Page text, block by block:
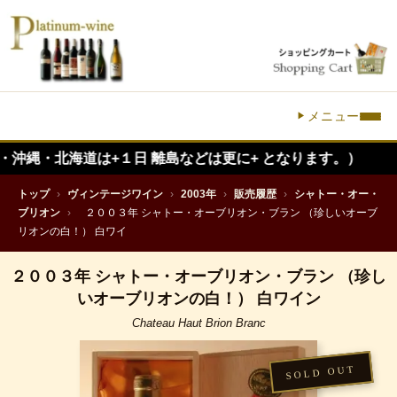
メニュー
は+１日 離島などは更に+ となります。）
トップ › ヴィンテージワイン › 2003年 › 販売履歴 ›
シャトー・オー・
ブリオン ›
２００３年 シャトー・オーブリオン・ブラン （珍しいオーブ
リオンの白！） 白ワイ
２００３年 シャトー・オーブリオン・ブラン （珍し
いオーブリオンの白！） 白ワイン
Chateau Haut Brion Branc